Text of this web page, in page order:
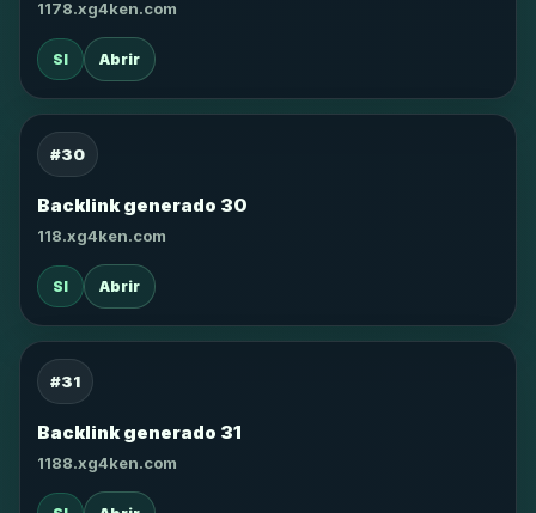
1178.xg4ken.com
SI Abrir
#30
Backlink generado 30
118.xg4ken.com
SI Abrir
#31
Backlink generado 31
1188.xg4ken.com